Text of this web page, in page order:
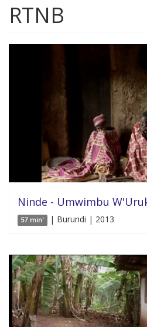
RTNB
Ninde - Umwimbu
57 min' | Burundi | 2013